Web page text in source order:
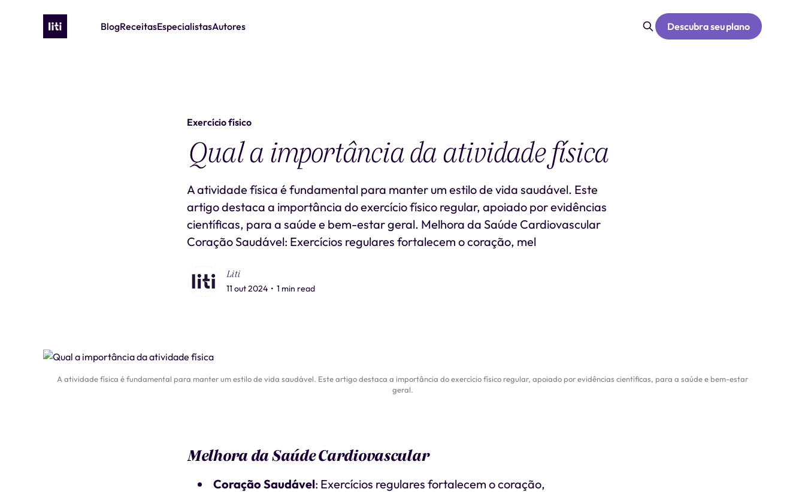
BlogReceitasEspecialistasAutores Descubra seu plano
Exercício físico
Qual a importância da atividade física
A atividade física é fundamental para manter um estilo de vida saudável. Este
artigo destaca a importância do exercício físico regular, apoiado por evidências
científicas, para a saúde e bem-estar geral. Melhora da Saúde Cardiovascular
Coração Saudável: Exercícios regulares fortalecem o coração, mel
Liti
11 out 2024 • 1 min read
A atividade física é fundamental para manter um estilo de vida saudável. Este artigo destaca a importância do exercício físico regular, apoiado por evidências científicas, para a saúde e bem-estar
geral.
Melhora da Saúde Cardiovascular
Coração Saudável: Exercícios regulares fortalecem o coração,